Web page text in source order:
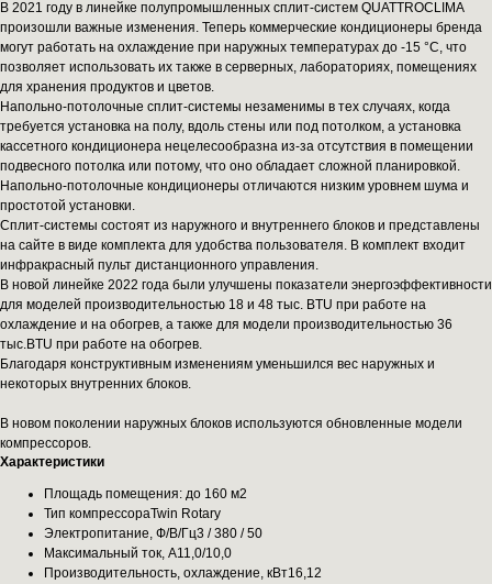
В 2021 году в линейке полупромышленных сплит-систем QUATTROCLIMA
произошли важные изменения. Теперь коммерческие кондиционеры бренда
могут работать на охлаждение при наружных температурах до -15 °C, что
позволяет использовать их также в серверных, лабораториях, помещениях
для хранения продуктов и цветов.
Напольно-потолочные сплит-системы незаменимы в тех случаях, когда
требуется установка на полу, вдоль стены или под потолком, а установка
кассетного кондиционера нецелесообразна из-за отсутствия в помещении
подвесного потолка или потому, что оно обладает сложной планировкой.
Напольно-потолочные кондиционеры отличаются низким уровнем шума и
простотой установки.
Сплит-системы состоят из наружного и внутреннего блоков и представлены
на сайте в виде комплекта для удобства пользователя. В комплект входит
инфракрасный пульт дистанционного управления.
В новой линейке 2022 года были улучшены показатели энергоэффективности
для моделей производительностью 18 и 48 тыс. BTU при работе на
охлаждение и на обогрев, а также для модели производительностью 36
тыс.BTU при работе на обогрев.
Благодаря конструктивным изменениям уменьшился вес наружных и
некоторых внутренних блоков.
В новом поколении наружных блоков используются обновленные модели
компрессоров.
Характеристики
Площадь помещения: до 160 м2
Тип компрессораTwin Rotary
Электропитание, Ф/В/Гц3 / 380 / 50
Максимальный ток, А11,0/10,0
Производительность, охлаждение, кВт16,12